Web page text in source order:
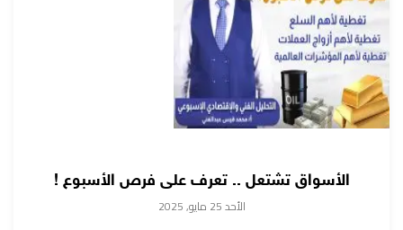
الأسواق تشتعل .. تعرف على فرص الأسبوع !
الأحد 25 مايو, 2025